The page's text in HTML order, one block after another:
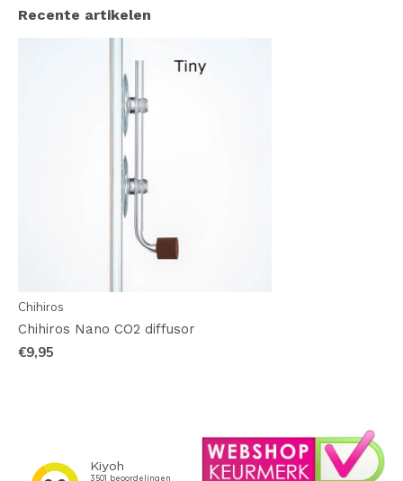
Recente artikelen
Chihiros
Chihiros Nano CO2 diffusor
€9,95